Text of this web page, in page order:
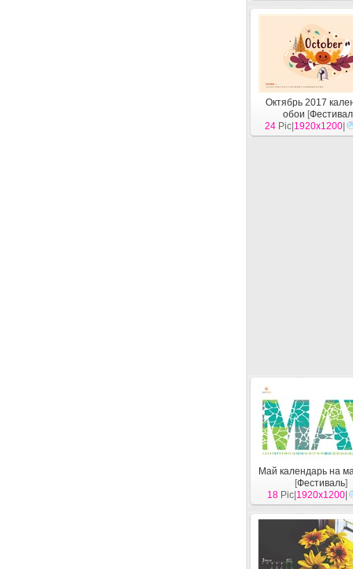
Октябрь 2017
обои [
24 Pic| 1920x1200
Май календарь на
[Фестиваль]
18 Pic| 1920x1200